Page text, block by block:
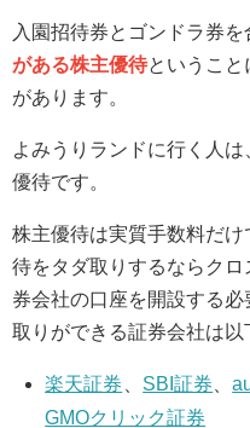
入園招待券とゴンドラ券を
がある株主優待ということ
があります。
よみうりランドに行く人
優待です。
株主優待は実質手数料だ
待をタダ取りするならク
券会社の口座を開設する
取りができる証券会社は以
楽天証券 SBI証券 、
GMOクリック証券